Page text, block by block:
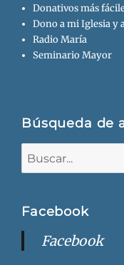
Donativos más
Dono a mi Iglesia y
Radio María
Seminario Mayor
Búsqueda de
Facebook
Facebook